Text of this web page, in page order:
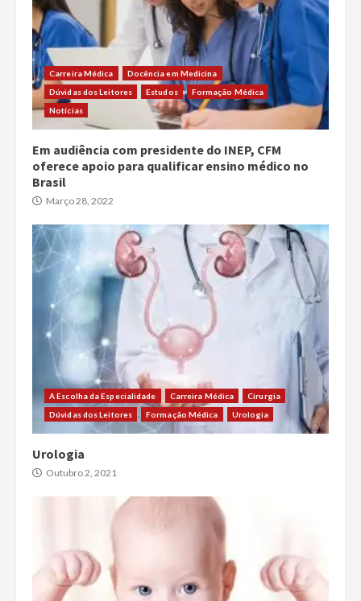
Carreira Médica
Docência em Medicina
Dúvidas dos Leitores
Estudos
Formação Médica
Notícias
Em audiência com presidente do INEP, CFM
oferece apoio para qualificar ensino médico no
Brasil
Março 28, 2022
A Escolha da Especialidade Carreira Médica
Cirurgia
Dúvidas dos Leitores
Formação Médica Urologia
Urologia
Outubro 2, 2021